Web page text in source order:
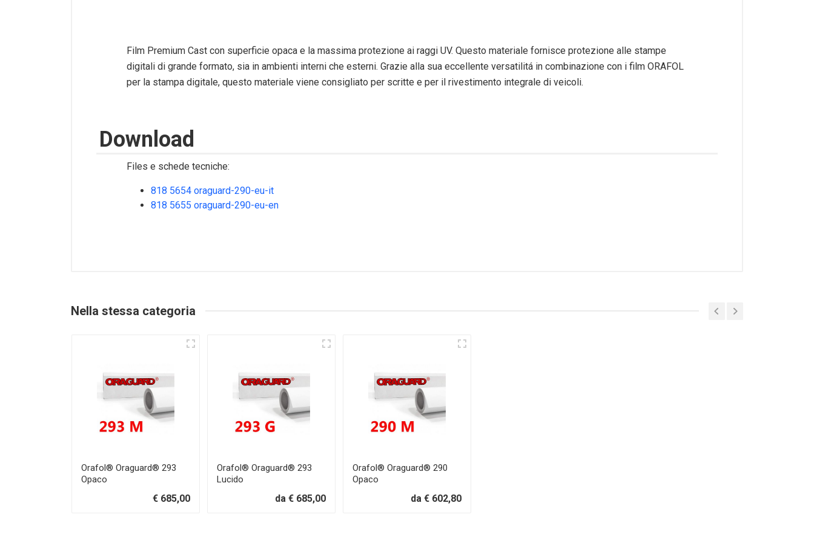
Film Premium Cast con superficie opaca e la massima protezione ai raggi UV. Questo materiale fornisce protezione alle stampe
digitali di grande formato, sia in ambienti interni che esterni. Grazie alla sua eccellente versatilitá in combinazione con i film ORAFOL
per la stampa digitale, questo materiale viene consigliato per scritte e per il rivestimento integrale di veicoli.
Download
Files e schede tecniche:
818 5654 oraguard-290-eu-it
818 5655 oraguard-290-eu-en
Nella stessa categoria
Orafol® Oraguard® 293
Opaco
€ 685,00
Orafol® Oraguard® 293
Lucido
da € 685,00
Orafol® Oraguard® 290
Opaco
da € 602,80